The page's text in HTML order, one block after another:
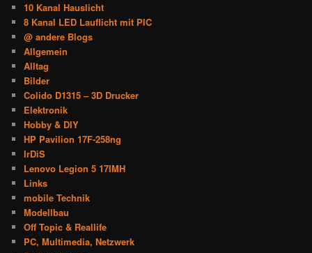
10 Kanal Hauslicht
8 Kanal LED Lauflicht mit PIC
@ andere Blogs
Allgemein
Alltag
Bilder
Colido D1315 – 3D Drucker
Elektronik
Hobby & DIY
HP Pavilion 17F-258ng
IrDiS
Lenovo Legion 5 17IMH
Links
mobile Technik
Modellbau
Off Topic & Reallife
PC, Multimedia, Netzwerk